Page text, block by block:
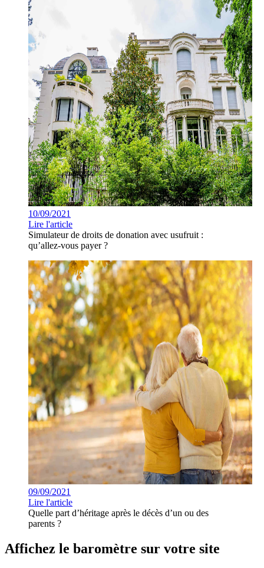
10/09/2021
Lire l'article
Simulateur de droits de donation avec usufruit :
qu’allez-vous payer ?
09/09/2021
Lire l'article
Quelle part d’héritage après le décès d’un ou des
parents ?
Affichez le baromètre sur votre site